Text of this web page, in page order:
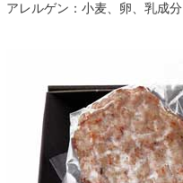
アレルゲン：小麦、卵、乳成分